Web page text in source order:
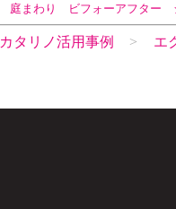
庭まわり ビフォーアフター
カタリノ活用事例 エ